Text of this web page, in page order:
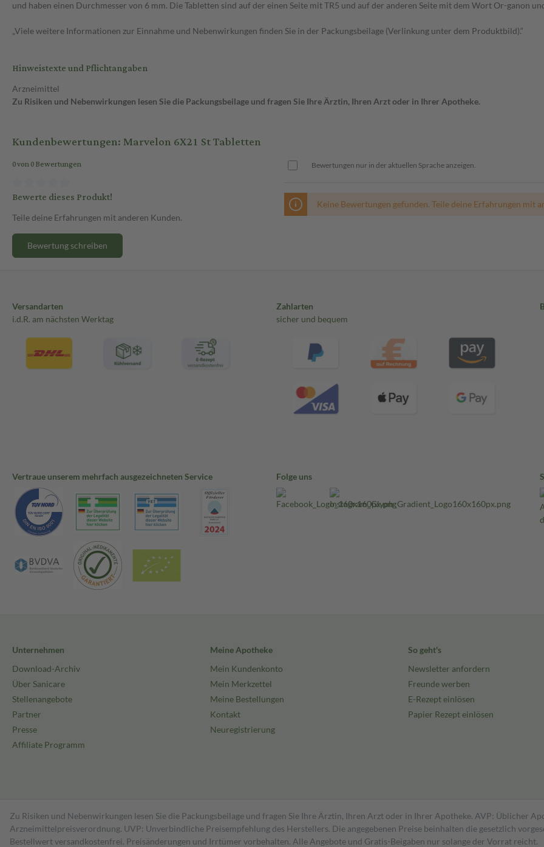
und haben einen Durchmesser von 6 mm. Die Tabletten sind auf der einen Seite mit TR5 und auf der anderen Seite mit dem Wort Or-ganon
„Viele weitere Informationen zur Einnahme und Nebenwirkungen finden Sie in der Packungsbeilage (Verlinkung unter dem Produktbild).“
Hinweistexte und Pflichtangaben
Arzneimittel
Zu Risiken und Nebenwirkungen lesen Sie die Packungsbeilage und fragen Sie Ihre Ärztin, Ihren Arzt oder in Ihrer Apotheke.
Kundenbewertungen: Marvelon 6X21 St Tabletten
0 von 0 Bewertungen
Bewerte dieses Produkt!
Teile deine Erfahrungen mit anderen Kunden.
Bewertung schreiben
Bewertungen nur in der aktuellen Sprache anzeigen.
Keine Bewertungen gefunden. Teile deine Erfahrungen mit
Versandarten
i.d.R. am nächsten Werktag
Zahlarten
sicher und bequem
Vertraue unserem mehrfach ausgezeichneten Service Folge uns
Unternehmen
Download-Archiv
Über Sanicare
Stellenangebote
Partner
Presse
Affiliate Programm
Meine Apotheke
Mein Kundenkonto
Mein Merkzettel
Meine Bestellungen
Kontakt
Neuregistrierung
So geht's
Newsletter anfordern
Freunde werben
E-Rezept einlösen
Papier Rezept einlösen
Zu Risiken und Nebenwirkungen lesen Sie die Packungsbeilage und fragen Sie Ihre Ärztin, Ihren Arzt oder in Ihrer Apotheke. AVP: Üblicher
Arzneimittelpreisverordnung. UVP: Unverbindliche Preisempfehlung des Herstellers. Die angegebenen Preise beinhalten die gesetzlich
Bestell­wert versand­kosten­frei. Preisänderungen und Irrtümer vorbehalten. Alle Angebote und Gratis-Beigaben nur solange der Vorrat reicht.